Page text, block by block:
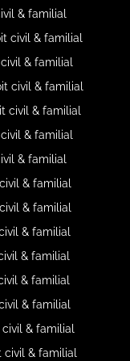
& familial
civil & familial
& familial
civil & familial
civil & familial
& familial
& familial
& familial
& familial
& familial
& familial
& familial
& familial
& familial
civil & familial